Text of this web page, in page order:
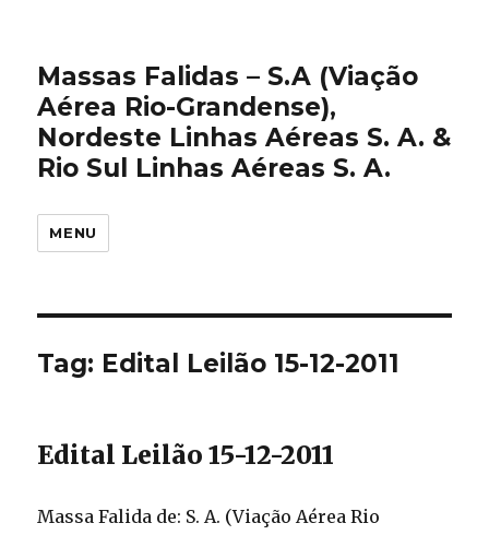
Massas Falidas – S.A (Viação
Aérea Rio-Grandense),
Nordeste Linhas Aéreas S. A. &
Rio Sul Linhas Aéreas S. A.
MENU
Tag: Edital Leilão 15-12-2011
Edital Leilão 15-12-2011
Massa Falida de: S. A. (Viação Aérea Rio